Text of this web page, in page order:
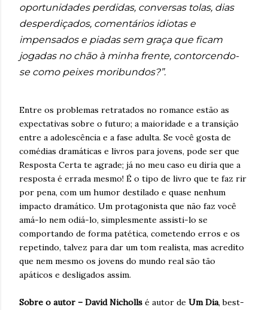
oportunidades perdidas, conversas tolas, dias
desperdiçados, comentários idiotas e
impensados e piadas sem graça que ficam
jogadas no chão à minha frente, contorcendo-
se como peixes moribundos?”.
Entre os problemas retratados no romance estão as
expectativas sobre o futuro; a maioridade e a transição
entre a adolescência e a fase adulta. Se você gosta de
comédias dramáticas e livros para jovens, pode ser que
Resposta Certa te agrade; já no meu caso eu diria que a
resposta é errada mesmo! É o tipo de livro que te faz rir
por pena, com um humor destilado e quase nenhum
impacto dramático. Um protagonista que não faz você
amá-lo nem odiá-lo, simplesmente assisti-lo se
comportando de forma patética, cometendo erros e os
repetindo, talvez para dar um tom realista, mas acredito
que nem mesmo os jovens do mundo real são tão
apáticos e desligados assim.
Sobre o autor – David Nicholls é autor de Um Dia, best-